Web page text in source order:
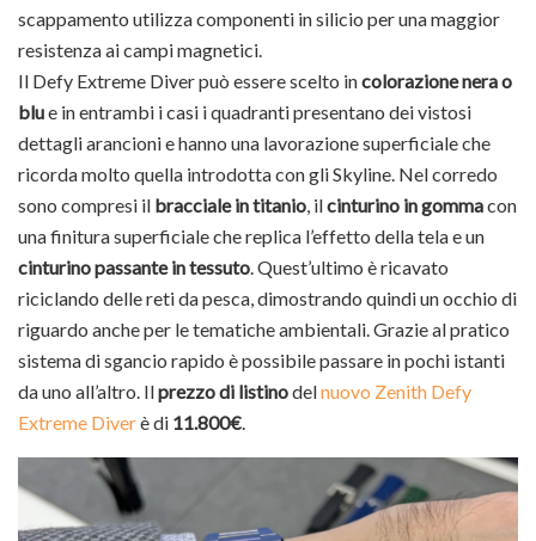
scappamento utilizza componenti in silicio per una maggior
resistenza ai campi magnetici.
Il Defy Extreme Diver può essere scelto incolorazione nera o
blue in entrambi i casi i quadranti presentano dei vistosi
dettagli arancioni e hanno una lavorazione superficiale che
ricorda molto quella introdotta con gli Skyline. Nel corredo
sono compresi il bracciale in titanio , ilcinturino in gommacon
una finitura superficiale che replica l’effetto della tela e un
cinturino passante in tessuto . Quest’ultimo è ricavato
riciclando delle reti da pesca, dimostrando quindi un occhio di
riguardo anche per le tematiche ambientali. Grazie al pratico
sistema di sgancio rapido è possibile passare in pochi istanti
da uno all’altro. Ilprezzo di listinodelnuovo Zenith Defy
Extreme Diverè di 11.800€